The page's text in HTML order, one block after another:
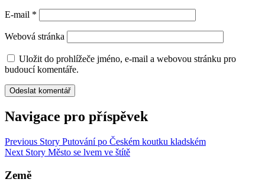
E-mail *
Webová stránka
Uložit do prohlížeče jméno, e-mail a webovou stránku pro
budoucí komentáře.
Navigace pro příspěvek
Previous Story Putování po Českém koutku kladském
Next Story Město se lvem ve štítě
Země